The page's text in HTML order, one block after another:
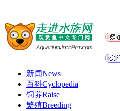
新闻News
百科Cyclopedia
饲养Raise
繁殖Breeding